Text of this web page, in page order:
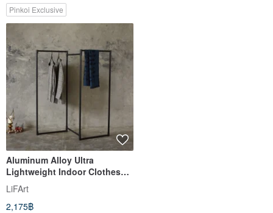
Pinkoi Exclusive
Aluminum Alloy Ultra
Lightweight Indoor Clothes
Hanger - 140cm Heightened 3-
Section (3 Colors)
LiFArt
2,175฿